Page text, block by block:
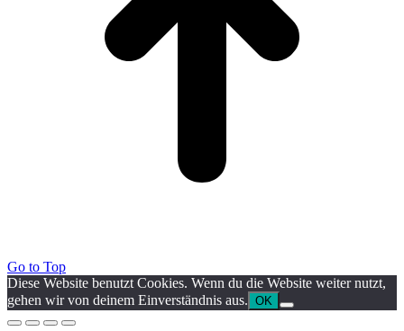
Go to Top
Diese Website benutzt Cookies. Wenn du die Website weiter nutzt,
gehen wir von deinem Einverständnis aus. OK